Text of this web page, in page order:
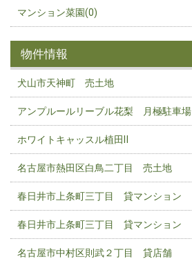
マンション菜園(0)
物件情報
犬山市天神町 売土地
アンプルールリーブル花梨 月極駐車場
ホワイトキャッスル植田Ⅱ
名古屋市熱田区白鳥二丁目 売土地
春日井市上条町三丁目 貸マンション
春日井市上条町三丁目 貸マンション
名古屋市中村区則武２丁目 貸店舗